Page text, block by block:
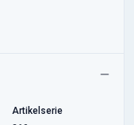
Artikelserie